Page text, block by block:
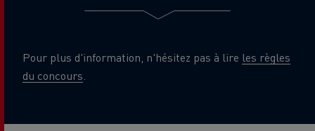
Pour plus d'information, n'hésitez pas à lire les règles
du concours.